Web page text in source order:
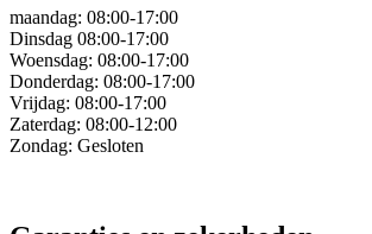
maandag: 08:00-17:00
Dinsdag 08:00-17:00
Woensdag: 08:00-17:00
Donderdag: 08:00-17:00
Vrijdag: 08:00-17:00
Zaterdag: 08:00-12:00
Zondag: Gesloten